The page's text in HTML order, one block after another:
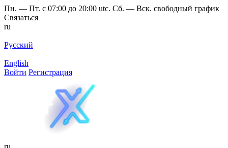
Пн. — Пт. с 07:00 до 20:00 utc. Сб. — Вск. свободный график
Связаться
ru
Русский
English
Войти Регистрация
ru